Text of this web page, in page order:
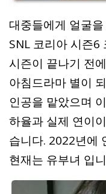
대중들에게 얼굴
SNL 코리아 시즌
시즌이 끝나기 전
아침드라마 별이
인공을 맡았으며
하율과 실제 연이
습니다. 2022년에
현재는 유부녀 입